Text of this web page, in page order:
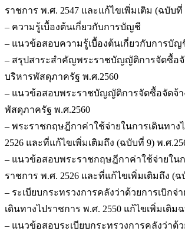
ราชการ พ.ศ. 2547 และแก้ไขเพิ่มเติม (ฉบับที่
– ความรู้เบื้องต้นเกี่ยวกับการบัญชี
– แนวข้อสอบความรู้เบื้องต้นเกี่ยวกับการบัญ
– สรุปสาระสำคัญพระราชบัญญัติการจัดซื้อจั
บริหารพัสดุภาครัฐ พ.ศ.2560
– แนวข้อสอบพระราชบัญญัติการจัดซื้อจัดจ้า
พัสดุภาครัฐ พ.ศ.2560
– พระราชกฤษฎีกาค่าใช้จ่ายในการเดินทาง
2526 และที่แก้ไขเพิ่มเติมถึง (ฉบับที่ 9) พ.ศ
– แนวข้อสอบพระราชกฤษฎีกาค่าใช้จ่ายในก
ราชการ พ.ศ. 2526 และที่แก้ไขเพิ่มเติมถึง (ฉ
– ระเบียบกระทรวงการคลังว่าด้วยการเบิกจ่
เดินทางไปราชการ พ.ศ. 2550 แก้ไขเพิ่มเติม
– แนวข้อสอบระเบียบกระทรวงการคลังว่าด้